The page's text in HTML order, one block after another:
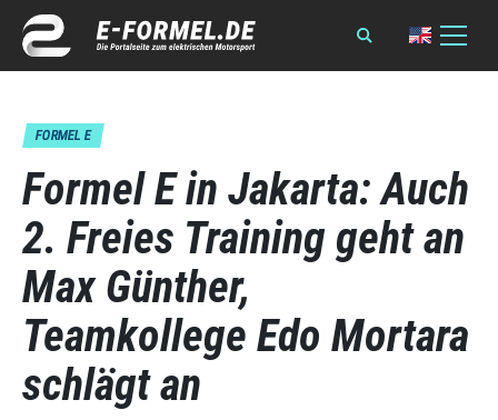
FORMEL E
Formel E in Jakarta: Auch
2. Freies Training geht an
Max Günther,
Teamkollege Edo Mortara
schlägt an